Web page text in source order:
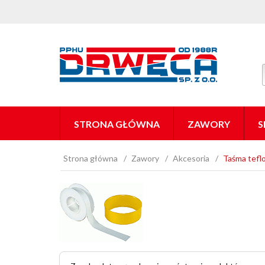
STRONA GŁÓWNA ZAWORY
Strona główna Zawory Akcesoria Taśma